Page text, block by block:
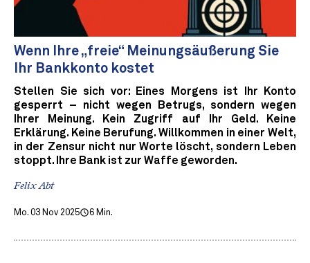
Wenn Ihre „freie“ Meinungsäußerung Sie
Ihr Bankkonto kostet
Stellen Sie sich vor: Eines Morgens ist Ihr Konto
gesperrt – nicht wegen Betrugs, sondern wegen
Ihrer Meinung. Kein Zugriff auf Ihr Geld. Keine
Erklärung. Keine Berufung. Willkommen in einer Welt,
in der Zensur nicht nur Worte löscht, sondern Leben
stoppt. Ihre Bank ist zur Waffe geworden.
Felix Abt
Mo. 03 Nov 2025 6 Min.